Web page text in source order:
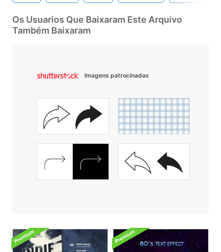
Os Usuarios Que Baixaram Este Arquivo
Também Baixaram
Imagens patrocinadas